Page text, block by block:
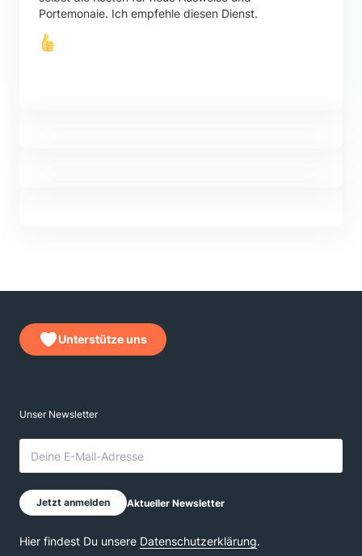
Portemonaie. Ich empfehle diesen Dienst.
Unterstütze uns